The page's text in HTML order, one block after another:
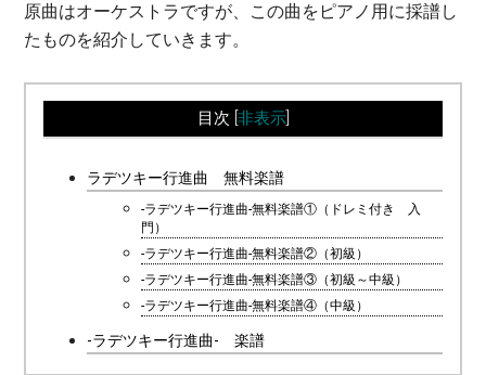
原曲はオーケストラですが、この曲をピアノ用に採譜し
たものを紹介していきます。
目次 非表示]
ラデツキー行進曲 無料楽譜
-ラデツキー行進曲-無料楽譜①（ドレミ付き 入
門）
-ラデツキー行進曲-無料楽譜②（初級）
-ラデツキー行進曲-無料楽譜③（初級～中級）
-ラデツキー行進曲-無料楽譜④（中級）
-ラデツキー行進曲- 楽譜